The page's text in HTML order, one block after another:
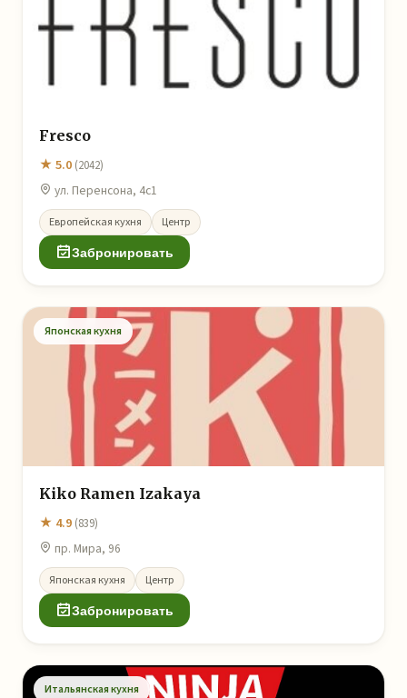
Fresco
★ 5.0 (2042)
ул. Перенсона, 4с1
Европейская кухня Центр
Забронировать
Японская кухня
Kiko Ramen Izakaya
★ 4.9 (839)
пр. Мира, 96
Японская кухня Центр
Забронировать
Итальянская кухня